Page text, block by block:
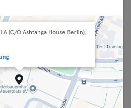
ONLINE with Julia
english)
A (C/O Ashtanga House Berlin),